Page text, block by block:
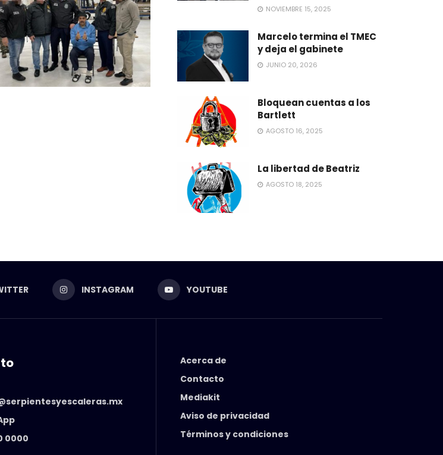
NOVIEMBRE 15, 2025
Marcelo termina el TMEC
y deja el gabinete
JUNIO 20, 2026
Bloquean cuentas a los
Bartlett
AGOSTO 16, 2025
La libertad de Beatriz
AGOSTO 18, 2025
INSTAGRAM YOUTUBE
0000
Acerca de
Contacto
Mediakit
Aviso de privacidad
Términos y condiciones